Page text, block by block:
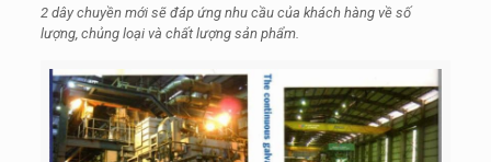
2 dây chuyền mới sẽ đáp ứng nhu cầu của khách hàng về số
lượng, chủng loại và chất lượng sản phẩm.